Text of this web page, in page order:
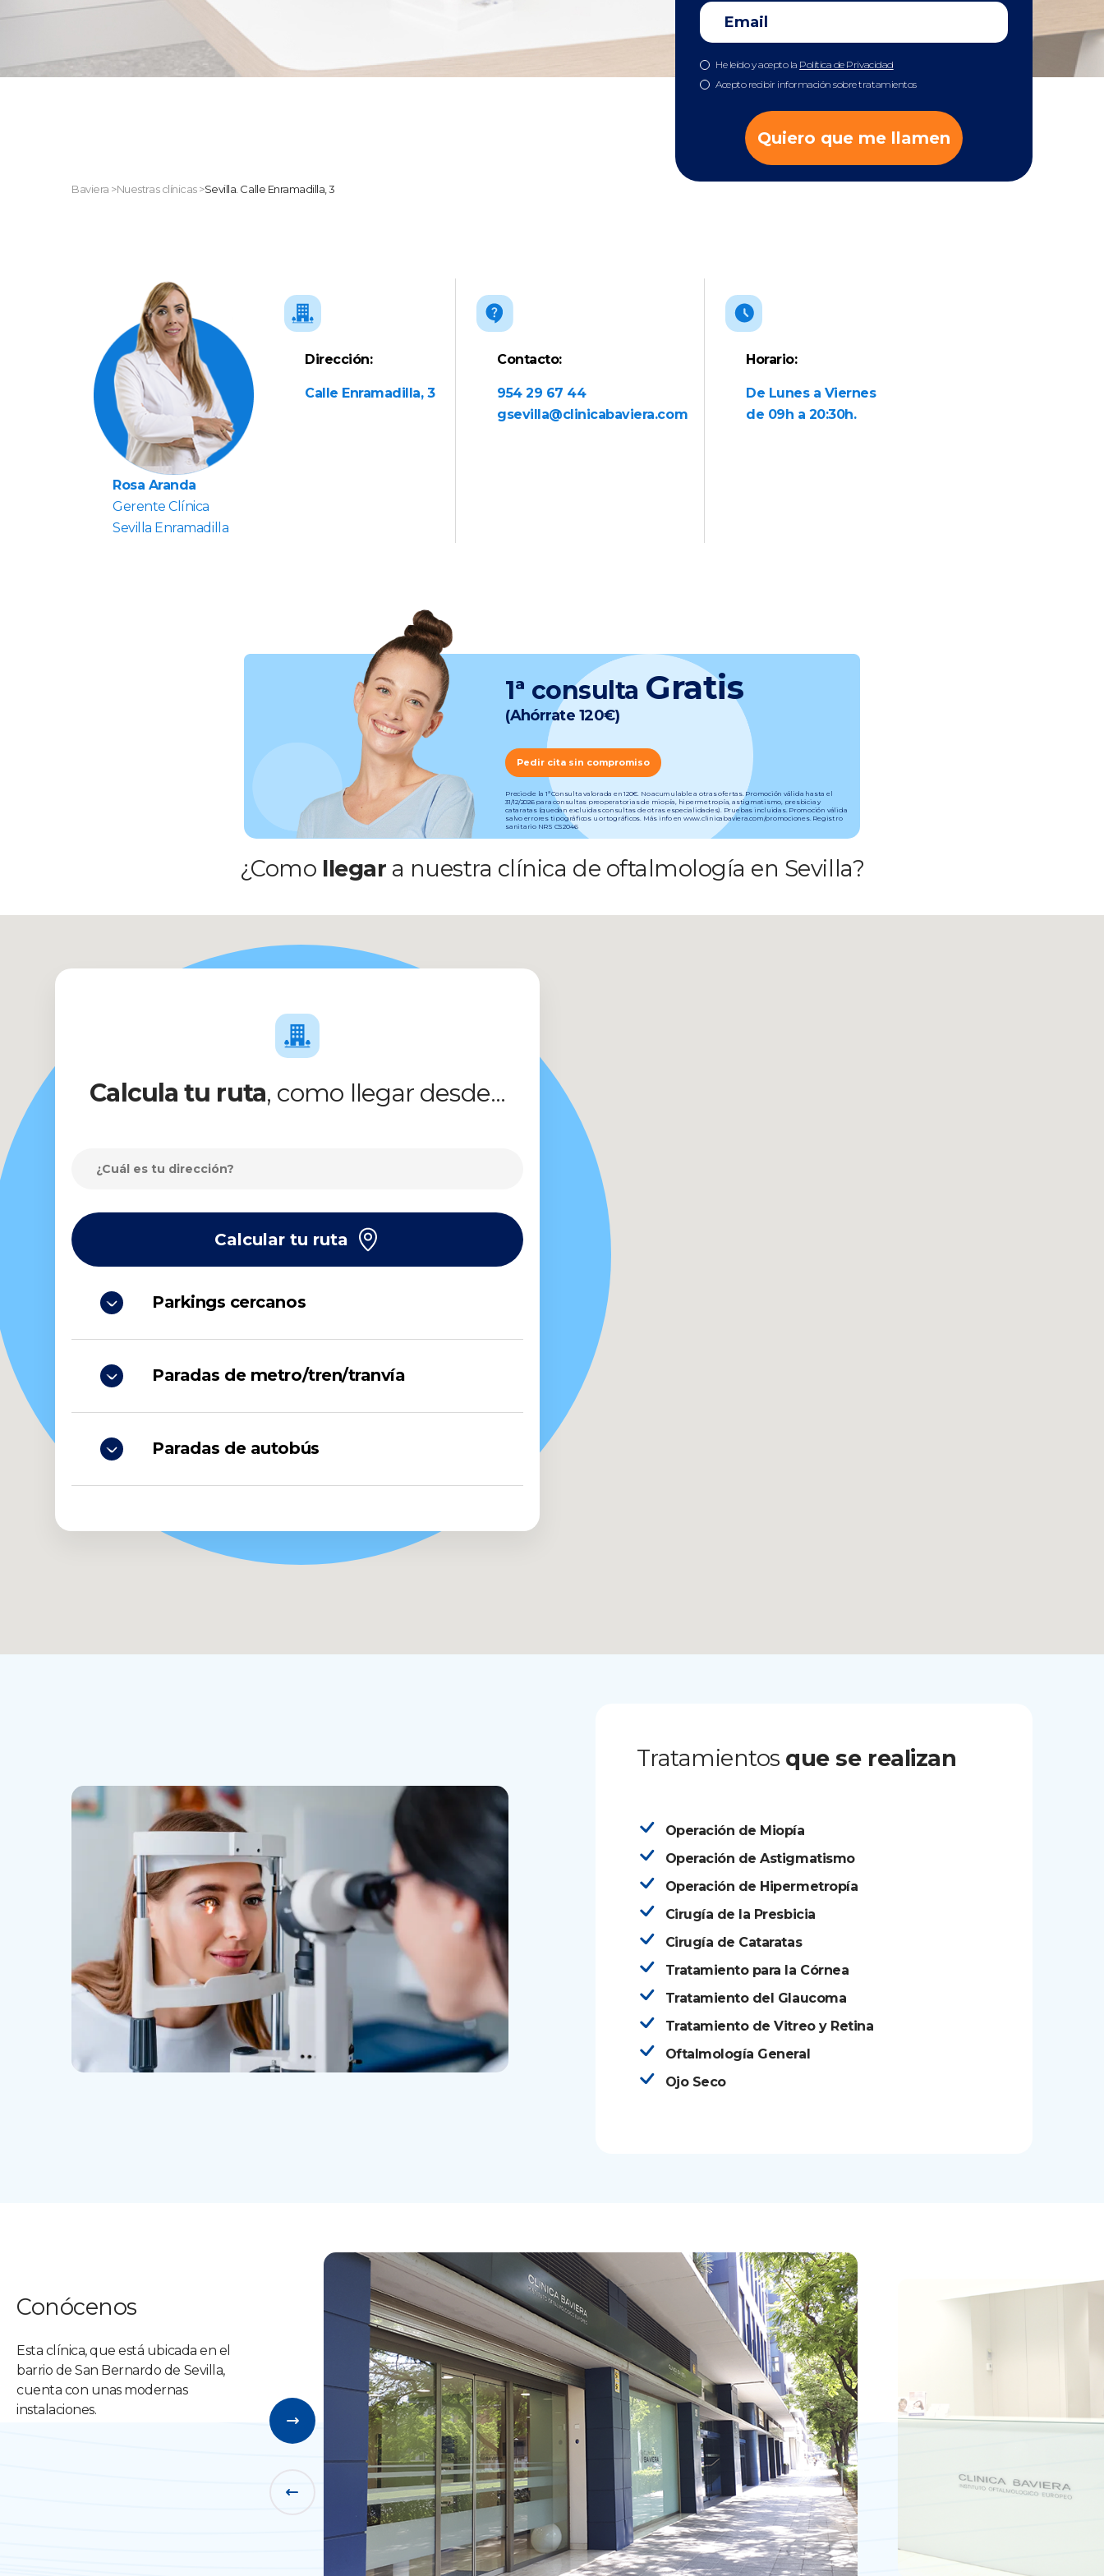
He leído y acepto la Política de Privacidad
Acepto recibir información sobre tratamientos
Quiero que me llamen
Baviera >Nuestras clínicas>Sevilla. Calle Enramadilla, 3
Rosa Aranda
Gerente Clínica
Sevilla Enramadilla
Dirección:
Calle Enramadilla, 3
Contacto:
954 29 67 44
gsevilla@clinicabaviera.com
Horario:
De Lunes a Viernes
de 09h a 20:30h.
1ª consulta Gratis
(Ahórrate 120€)
Pedir cita sin compromiso
Precio de la 1ª Consulta valorada en 120€. No acumulable a otras ofertas. Promoción válida hasta el
31/12/2026 para consultas preoperatorias de miopía, hipermetropía, astigmatismo, presbicia y
cataratas (quedan excluidas consultas de otras especialidades). Pruebas incluidas. Promoción válida
salvo errores tipográficos u ortográficos. Más info en www.clinicabaviera.com/promociones. Registro
sanitario NRS CS2046
¿Como llegar a nuestra clínica de oftalmología en Sevilla?
Calcula tu ruta, como llegar desde...
Calcular tu ruta
Parkings cercanos
Paradas de metro/tren/tranvía
Paradas de autobús
Tratamientos que se realizan
Operación de Miopía
Operación de Astigmatismo
Operación de Hipermetropía
Cirugía de la Presbicia
Cirugía de Cataratas
Tratamiento para la Córnea
Tratamiento del Glaucoma
Tratamiento de Vitreo y Retina
Oftalmología General
Ojo Seco
Conócenos
Esta clínica, que está ubicada en el
barrio de San Bernardo de Sevilla,
cuenta con unas modernas
instalaciones.